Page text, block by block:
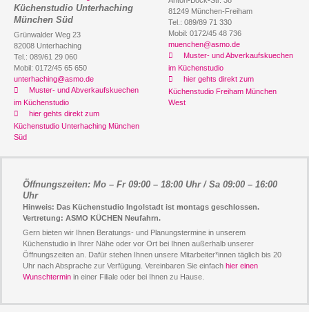
Küchenstudio Unterhaching
München Süd
Grünwalder Weg 23
82008 Unterhaching
Tel.: 089/61 29 060
Mobil: 0172/45 65 650
unterhaching@asmo.de
Muster- und Abverkaufskuechen
im Küchenstudio
hier gehts direkt zum
Küchenstudio Unterhaching München
Süd
81249 München-Freiham
Tel.: 089/89 71 330
Mobil: 0172/45 48 736
muenchen@asmo.de
Muster- und Abverkaufskuechen
im Küchenstudio
hier gehts direkt zum
Küchenstudio Freiham München
West
Öffnungszeiten: Mo – Fr 09:00 – 18:00 Uhr / Sa 09:00 – 16:00
Uhr
Hinweis: Das Küchenstudio Ingolstadt ist montags geschlossen.
Vertretung: ASMO KÜCHEN Neufahrn.
Gern bieten wir Ihnen Beratungs- und Planungstermine in unserem
Küchenstudio in Ihrer Nähe oder vor Ort bei Ihnen außerhalb unserer
Öffnungszeiten an. Dafür stehen Ihnen unsere Mitarbeiter*innen täglich bis 20
Uhr nach Absprache zur Verfügung. Vereinbaren Sie einfach hier einen
Wunschtermin in einer Filiale oder bei Ihnen zu Hause.